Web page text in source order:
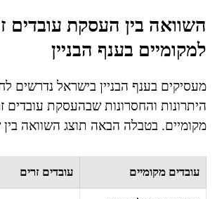
השוואה בין העסקת עובדים
למקומיים בענף הבניין
מעסיקים בענף הבניין בישראל נדרשים
היתרונות והחסרונות שבהעסקת עובדים
מקומיים. בטבלה הבאה תוצג השוואה
עובדים מקומיים עובדים זרים